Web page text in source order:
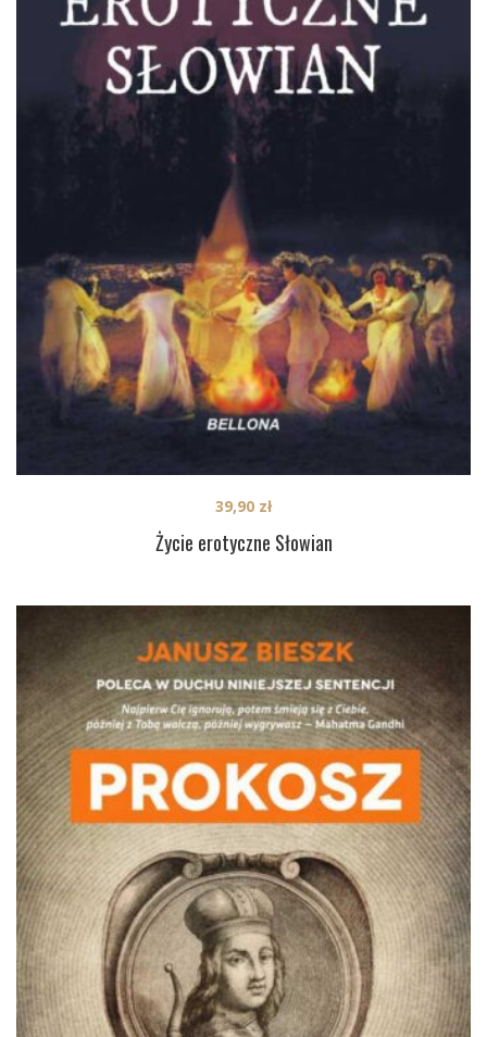
Życie erotyczne Słowian
39,90 zł